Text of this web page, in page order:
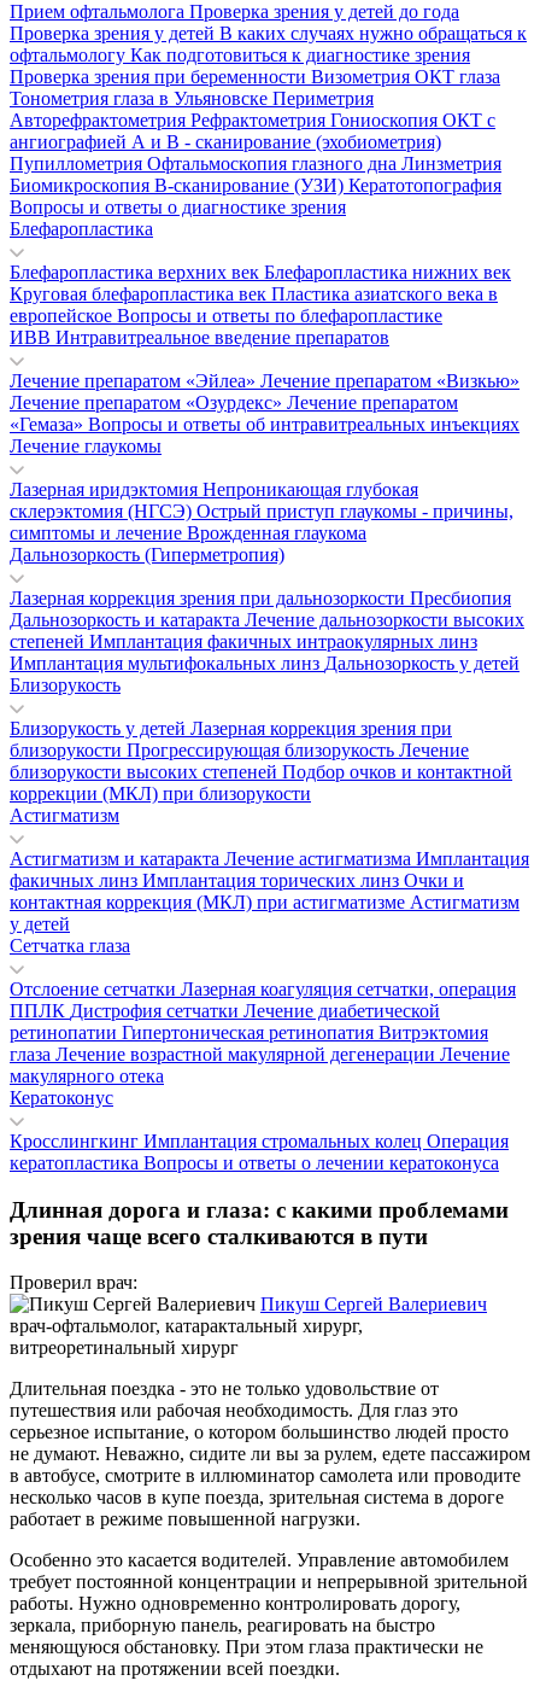
Прием офтальмолога Проверка зрения у детей до года
Проверка зрения у детей В каких случаях нужно обращаться к
офтальмологу Как подготовиться к диагностике зрения
Проверка зрения при беременности Визометрия ОКТ глаза
Тонометрия глаза в Ульяновске Периметрия
Авторефрактометрия Рефрактометрия Гониоскопия ОКТ с
ангиографией А и В - сканирование (эхобиометрия)
Пупиллометрия Офтальмоскопия глазного дна Линзметрия
Биомикроскопия В-сканирование (УЗИ) Кератотопография
Вопросы и ответы о диагностике зрения
Блефаропластика
Блефаропластика верхних век Блефаропластика нижних век
Круговая блефаропластика век Пластика азиатского века в
европейское Вопросы и ответы по блефаропластике
ИВВ Интравитреальное введение препаратов
Лечение препаратом «Эйлеа» Лечение препаратом «Визкью»
Лечение препаратом «Озурдекс» Лечение препаратом
«Гемаза» Вопросы и ответы об интравитреальных инъекциях
Лечение глаукомы
Лазерная иридэктомия Непроникающая глубокая
склерэктомия (НГСЭ) Острый приступ глаукомы - причины,
симптомы и лечение Врожденная глаукома
Дальнозоркость (Гиперметропия)
Лазерная коррекция зрения при дальнозоркости Пресбиопия
Дальнозоркость и катаракта Лечение дальнозоркости высоких
степеней Имплантация факичных интраокулярных линз
Имплантация мультифокальных линз Дальнозоркость у детей
Близорукость
Близорукость у детей Лазерная коррекция зрения при
близорукости Прогрессирующая близорукость Лечение
близорукости высоких степеней Подбор очков и контактной
коррекции (МКЛ) при близорукости
Астигматизм
Астигматизм и катаракта Лечение астигматизма Имплантация
факичных линз Имплантация торических линз Очки и
контактная коррекция (МКЛ) при астигматизме Астигматизм
у детей
Сетчатка глаза
Отслоение сетчатки Лазерная коагуляция сетчатки, операция
ППЛК Дистрофия сетчатки Лечение диабетической
ретинопатии Гипертоническая ретинопатия Витрэктомия
глаза Лечение возрастной макулярной дегенерации Лечение
макулярного отека
Кератоконус
Кросслингкинг Имплантация стромальных колец Операция
кератопластика Вопросы и ответы о лечении кератоконуса
Длинная дорога и глаза: с какими проблемами
зрения чаще всего сталкиваются в пути
Проверил врач:
Пикуш Сергей Валериевич
врач-офтальмолог, катарактальный хирург,
витреоретинальный хирург
Длительная поездка - это не только удовольствие от
путешествия или рабочая необходимость. Для глаз это
серьезное испытание, о котором большинство людей просто
не думают. Неважно, сидите ли вы за рулем, едете пассажиром
в автобусе, смотрите в иллюминатор самолета или проводите
несколько часов в купе поезда, зрительная система в дороге
работает в режиме повышенной нагрузки.
Особенно это касается водителей. Управление автомобилем
требует постоянной концентрации и непрерывной зрительной
работы. Нужно одновременно контролировать дорогу,
зеркала, приборную панель, реагировать на быстро
меняющуюся обстановку. При этом глаза практически не
отдыхают на протяжении всей поездки.